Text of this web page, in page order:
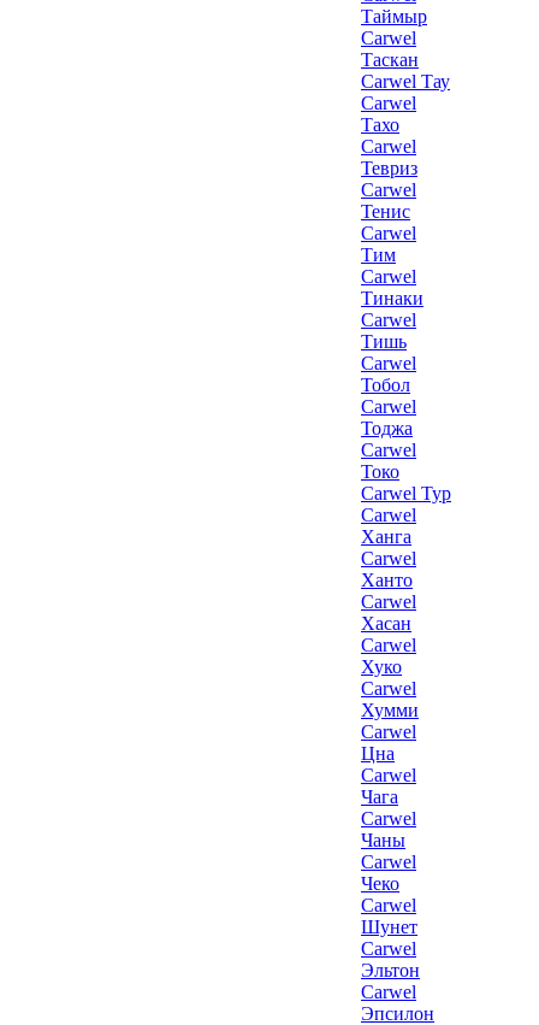
Таймыр
Carwel
Таскан
Carwel Тау
Carwel
Тахо
Carwel
Тевриз
Carwel
Тенис
Carwel
Тим
Carwel
Тинаки
Carwel
Тишь
Carwel
Тобол
Carwel
Тоджа
Carwel
Токо
Carwel Тур
Carwel
Ханга
Carwel
Ханто
Carwel
Хасан
Carwel
Хуко
Carwel
Хумми
Carwel
Цна
Carwel
Чага
Carwel
Чаны
Carwel
Чеко
Carwel
Шунет
Carwel
Эльтон
Carwel
Эпсилон